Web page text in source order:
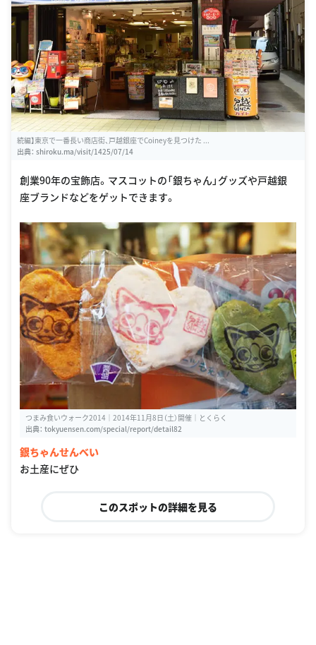
続編】東京で一番長い商店街、戸越銀座でCoineyを見つけた ...
出典： shiroku.ma/visit/1425/07/14
創業90年の宝飾店。マスコットの「銀ちゃん」グッズや戸越銀
座ブランドなどをゲットできます。
つまみ食いウォーク2014｜2014年11月8日（土）開催｜とくらく
出典： tokyuensen.com/special/report/detail82
銀ちゃんせんべい
お土産にぜひ
このスポットの詳細を見る